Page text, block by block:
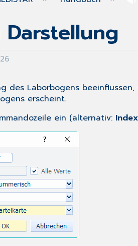
des Laborbogens
erscheint.
ein (alternativ: Index